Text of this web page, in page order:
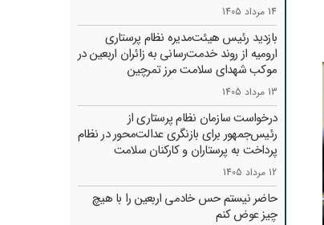
14 مرداد 1405
بازدید رئیس هیئت‌مدیره نظام پرستاری
ارومیه از روند خدمت‌رسانی به زائران اربعین در
موکب شهدای سلامت مرز تمرچین
13 مرداد 1405
درخواست سازمان نظام پرستاری از
رئیس‌جمهور برای بازنگری عدالت‌محور در نظام
پرداخت به پرستاران و کارکنان سلامت
12 مرداد 1405
حاضر نیستم حس خادمی اربعین را با هیچ
چیز عوض کنم